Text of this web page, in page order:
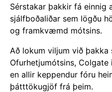
Sérstakar þakkir fá einnig
sjálfboðaliðar sem lögðu
og framkvæmd mótsins.
Að lokum viljum við þakka
Ofurhetjumótsins,
en allir keppendur fóru
þátttökugjöf frá þeim.